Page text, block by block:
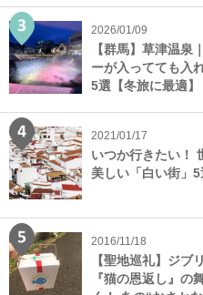
2026/01/09
【群馬】草津温泉
ーが入ってても入
5選【冬旅に最適】
2021/01/17
いつか行きたい！
美しい「白い街」5
2016/11/18
【聖地巡礼】ジブ
『猫の恩返し』の